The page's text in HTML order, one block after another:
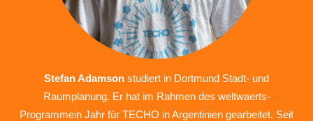
Stefan Adamson studiert in Dortmund Stadt- und
Raumplanung. Er hat im Rahmen des weltwaerts-
Programmein Jahr für TECHO in Argentinien gearbeitet. Seit